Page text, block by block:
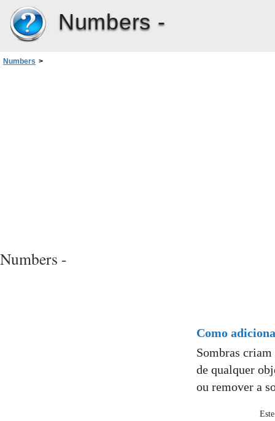
Numbers -
Numbers >
Numbers -
Como
Sombras
de qualquer
ou remover a